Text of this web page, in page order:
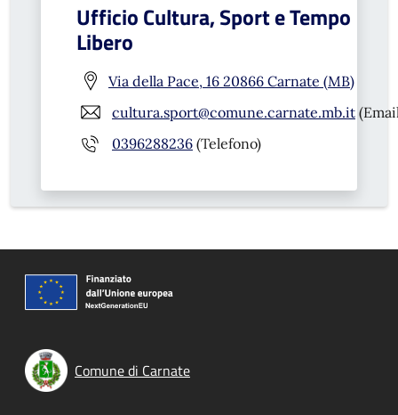
Ufficio Cultura, Sport e Tempo
Libero
Via della Pace, 16 20866 Carnate (MB)
cultura.sport@comune.carnate.mb.it
0396288236 (Telefono)
Comune di Carnate